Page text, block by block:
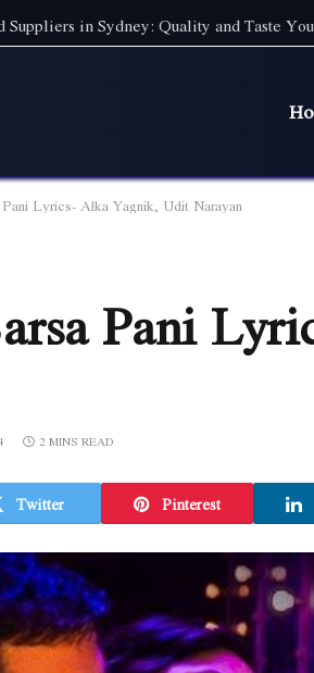
Lyrics- Alka Yagnik, Udit Narayan
Pani
2 MINS READ
Twitter Pinterest